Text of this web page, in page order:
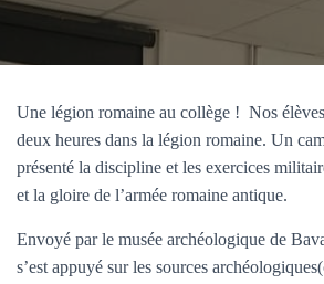
Une légion romaine au collège ! Nos
deux heures dans la légion romaine. Un
présenté la discipline et les exercices
et la gloire de l’armée romaine antique.
Envoyé par le musée archéologique de
s’est appuyé sur les sources